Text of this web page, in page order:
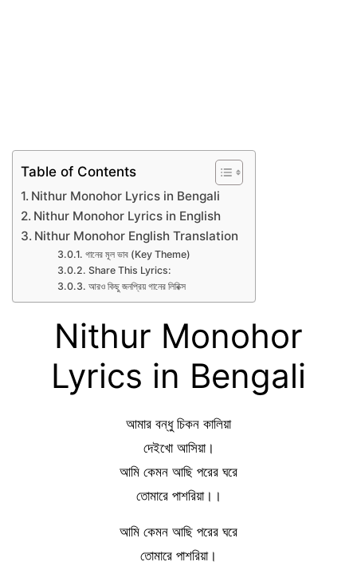
Table of Contents
Nithur Monohor Lyrics in Bengali
Nithur Monohor Lyrics in English
Nithur Monohor English Translation
গানের মূল ভাব (Key Theme)
Share This Lyrics:
আরও কিছু জনপ্রিয় গানের লিরিক্স
Nithur Monohor
Lyrics in Bengali
আমার বন্ধু চিকন কালিয়া
দেইখো আসিয়া।
আমি কেমন আছি পরের ঘরে
তোমারে পাশরিয়া।।
আমি কেমন আছি পরের ঘরে
তোমারে পাশরিয়া।